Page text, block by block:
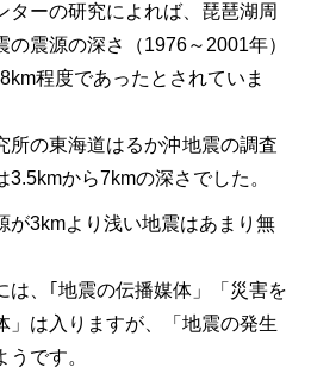
ターの研究によれば、琵琶湖周
震源の深さ（1976～2001年）
程度であったとされていま
所の東海道はるか沖地震の調査
から7kmの深さでした。
が3kmより浅い地震はあまり無
は、｢地震の伝播媒体」「災害を
」は入りますが、「地震の発生
です。